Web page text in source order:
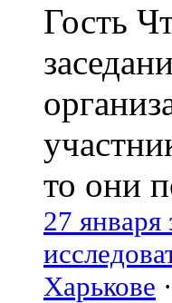
Гость
то они
27 января
Харькове ·